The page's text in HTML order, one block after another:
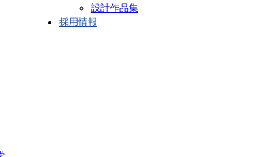
設計作品集
採用情報